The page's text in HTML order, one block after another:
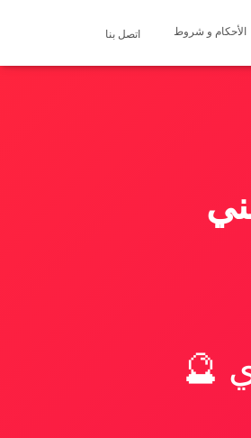
الأحكام و شروط اتصل بنا
🔮